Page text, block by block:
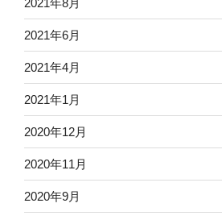
2021年6月
2021年4月
2021年1月
2020年12月
2020年11月
2020年9月